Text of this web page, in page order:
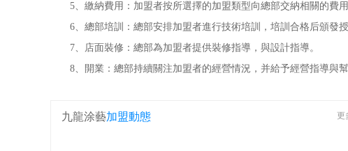
5、繳納費用：加盟者按所選擇的加盟類型向總部交納相關的費用
6、總部培訓：總部安排加盟者進行技術培訓，培訓合格后頒發授
7、店面裝修：總部為加盟者提供裝修指導，與設計指導。
8、開業：總部持續關注加盟者的經營情況，并給予經營指導與幫
九龍涂藝加盟動態 更